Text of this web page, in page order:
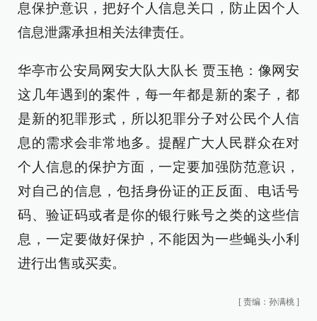
息保护意识，把好个人信息关口，防止因个人
信息泄露承担相关法律责任。
华亭市公安局网安大队大队长 贾玉艳：像网安
这几年遇到的案件，每一年都是新的案子，都
是新的犯罪形式，所以犯罪分子对公民个人信
息的需求会非常地多。提醒广大人民群众在对
个人信息的保护方面，一定要加强防范意识，
对自己的信息，包括身份证的正反面、电话号
码、验证码或者是你的银行账号之类的这些信
息，一定要做好保护，不能因为一些蝇头小利
进行出售或买卖。
[ 责编：孙满桃 ]